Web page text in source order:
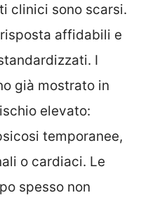
clinici sono scarsi.
affidabili e
I
già mostrato in
elevato:
temporanee,
o cardiaci. Le
spesso non